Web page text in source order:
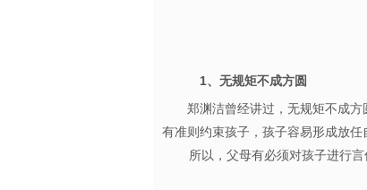
1、无规矩不成方圆
郑渊洁曾经讲过，无规矩不成
有准则约束孩子，孩子容易形成放
所以，父母有必须对孩子进行言